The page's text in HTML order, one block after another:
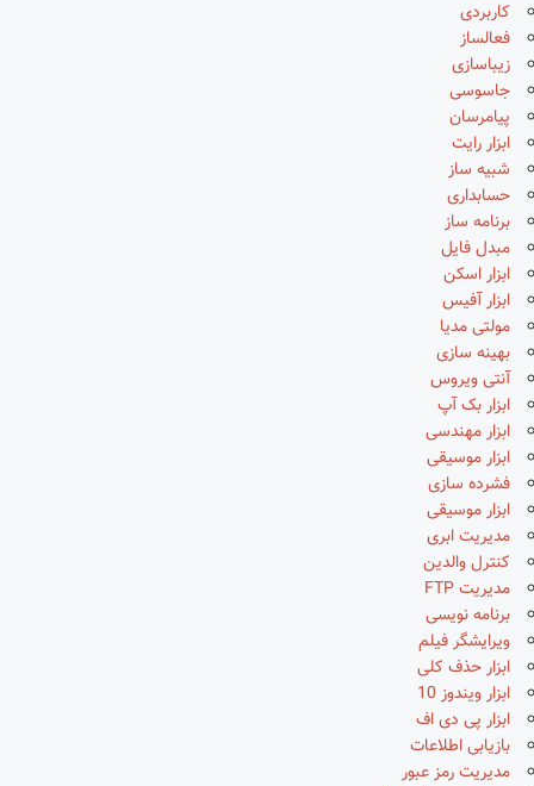
کاربردی
فعالساز
زیباسازی
جاسوسی
پیامرسان
ابزار رایت
شبیه ساز
حسابداری
برنامه ساز
مبدل فایل
ابزار اسکن
ابزار آفیس
مولتی مدیا
بهینه سازی
آنتی ویروس
ابزار بک آپ
ابزار مهندسی
ابزار موسیقی
فشرده سازی
ابزار موسیقی
مدیریت ابری
کنترل والدین
مدیریت FTP
برنامه نویسی
ویرایشگر فیلم
ابزار حذف کلی
ابزار ویندوز 10
ابزار پی دی اف
بازیابی اطلاعات
مدیریت رمز عبور